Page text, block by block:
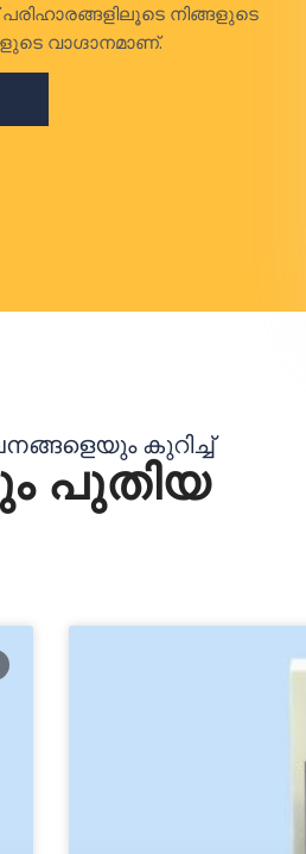
നിങ്ങളുടെ
വാഗ്ദാനമാണ്.
കുറിച്ച്
പുതിയ